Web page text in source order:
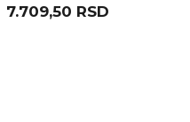
7.709,50 RSD